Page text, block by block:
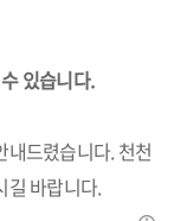
있습니다.
내드렸습니다. 천천
길 바랍니다.